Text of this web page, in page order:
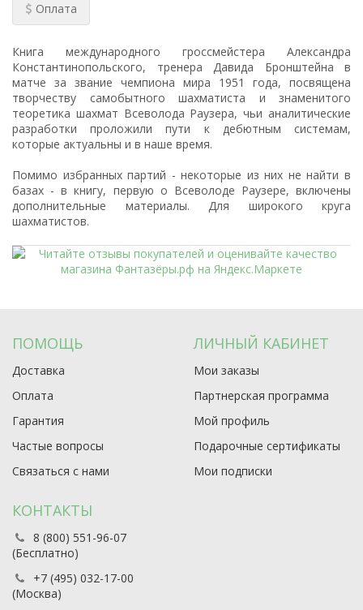
Оплата
Книга международного гроссмейстера Александра
Константинопольского, тренера Давида Бронштейна в
матче за звание чемпиона мира 1951 года, посвящена
творчеству самобытного шахматиста и знаменитого
теоретика шахмат Всеволода Раузера, чьи аналитические
разработки проложили пути к дебютным системам,
которые актуальны и в наше время.
Помимо избранных партий - некоторые из них не найти в
базах - в книгу, первую о Всеволоде Раузере, включены
дополнительные материалы. Для широкого круга
шахматистов.
ПОМОЩЬ
Доставка
Оплата
Гарантия
Частые вопросы
Связаться с нами
ЛИЧНЫЙ КАБИНЕТ
Мои заказы
Партнерская программа
Мой профиль
Подарочные сертификаты
Мои подписки
КОНТАКТЫ
8 (800) 551-96-07
(Бесплатно)
+7 (495) 032-17-00
(Москва)